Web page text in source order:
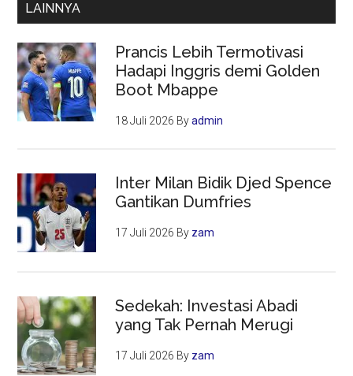
LAINNYA
Prancis Lebih Termotivasi
Hadapi Inggris demi Golden
Boot Mbappe
18 Juli 2026 Byadmin
Inter Milan Bidik Djed Spence
Gantikan Dumfries
17 Juli 2026 By zam
Sedekah: Investasi Abadi
yang Tak Pernah Merugi
17 Juli 2026 By zam